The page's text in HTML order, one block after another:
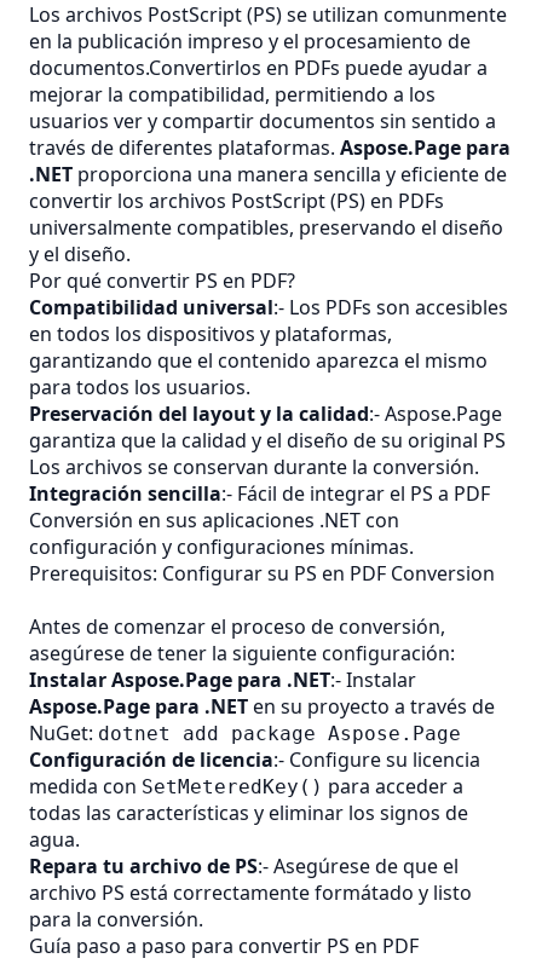
Los archivos PostScript (PS) se utilizan comunmente
en la publicación impreso y el procesamiento de
documentos.Convertirlos en PDFs puede ayudar a
mejorar la compatibilidad, permitiendo a los
usuarios ver y compartir documentos sin sentido a
través de diferentes plataformas. Aspose.Page para
.NET proporciona una manera sencilla y eficiente de
convertir los archivos PostScript (PS) en PDFs
universalmente compatibles, preservando el diseño
y el diseño.
Por qué convertir PS en PDF?
Compatibilidad universal:- Los PDFs son accesibles
en todos los dispositivos y plataformas,
garantizando que el contenido aparezca el mismo
para todos los usuarios.
Preservación del layout y la calidad:- Aspose.Page
garantiza que la calidad y el diseño de su original PS
Los archivos se conservan durante la conversión.
Integración sencilla:- Fácil de integrar el PS a PDF
Conversión en sus aplicaciones .NET con
configuración y configuraciones mínimas.
Prerequisitos: Configurar su PS en PDF Conversion
Antes de comenzar el proceso de conversión,
asegúrese de tener la siguiente configuración:
Instalar Aspose.Page para .NET:- Instalar
Aspose.Page para .NETen su proyecto a través de
NuGet: dotnet add package Aspose.Page
Configuración de licencia:- Configure su licencia
medida con SetMeteredKey() para acceder a
todas las características y eliminar los signos de
agua.
Repara tu archivo de PS:- Asegúrese de que el
archivo PS está correctamente formátado y listo
para la conversión.
Guía paso a paso para convertir PS en PDF